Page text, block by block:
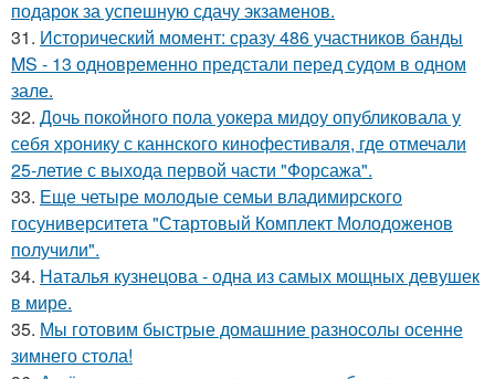
подарок за успешную сдачу экзаменов.
31. Исторический момент: сразу 486 участников банды
MS - 13 одновременно предстали перед судом в одном
зале.
32. Дочь покойного пола уокера мидоу опубликовала у
себя хронику с каннского кинофестиваля, где отмечали
25-летие с выхода первой части "Форсажа".
33. Еще четыре молодые семьи владимирского
госуниверситета "Стартовый Комплект Молодоженов
получили".
34. Наталья кузнецова - одна из самых мощных девушек
в мире.
35. Мы готовим быстрые домашние разносолы осенне
зимнего стола!